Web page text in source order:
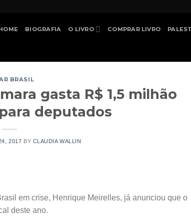
BIOGRAFIA O LIVRO COMPRAR LIVRO
BRASIL
gasta R$ 1,5 milhão
deputados
2017 BY CLAUDIA WALLIN
em crise, Henrique Meirelles, já anunciou que o
deste ano.